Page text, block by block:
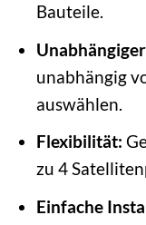
Bauteile.
unabhängig
auswählen.
Flexibilität:
zu 4
Einfache